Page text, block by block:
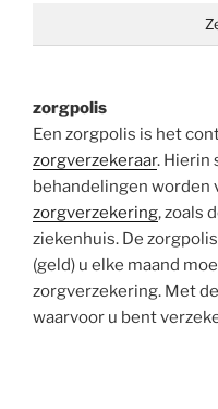
zorgpolis
Een zorgpolis is het
zorgverzekeraar. Hierin
behandelingen worden
zorgverzekering, zoals
ziekenhuis. De
(geld) u elke maand
zorgverzekering. Met
waarvoor u bent